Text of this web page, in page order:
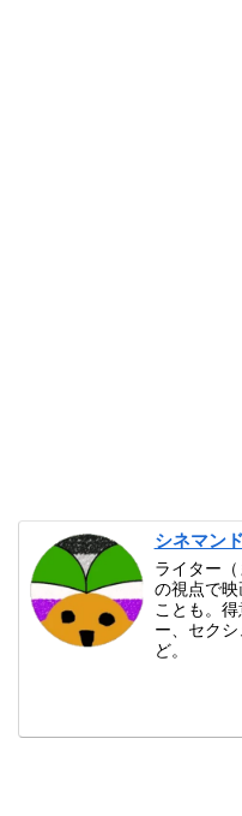
シネマン
ライター
の視点で映
ことも。
ー、セク
ど。